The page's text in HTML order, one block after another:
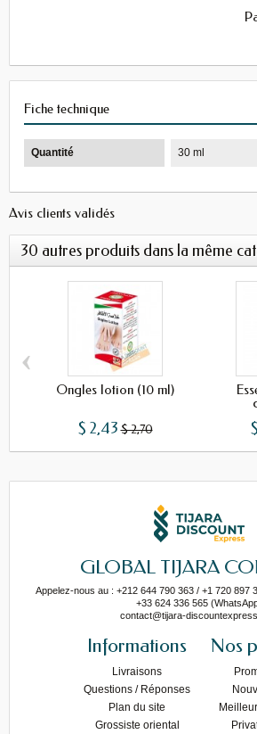
Fiche technique
Quantité 30 ml
Avis clients validés
30 autres produits dans la même
Ongles lotion (10 ml)
$ 2,43 $ 2,70
‹
GLOBAL TIJARA
Appelez-nous au : +212 644 790 363 / +1 720 897
+33 624 336 565
contact@tijara-
Informations
Livraisons
Questions / Réponses
Plan du site
Grossiste oriental
Nos